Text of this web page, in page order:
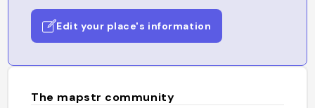
Edit your place's information
The mapstr community